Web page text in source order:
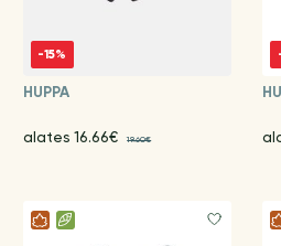
-15%
HUPPA
alates 16.66€ 19.60€